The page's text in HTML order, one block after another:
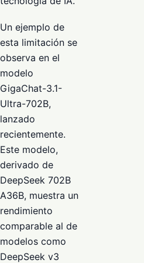
Un ejemplo de
esta limitación se
observa en el
modelo
GigaChat-3.1-
Ultra-702B,
lanzado
recientemente.
Este modelo,
derivado de
DeepSeek 702B
A36B, muestra un
rendimiento
comparable al de
modelos como
DeepSeek v3